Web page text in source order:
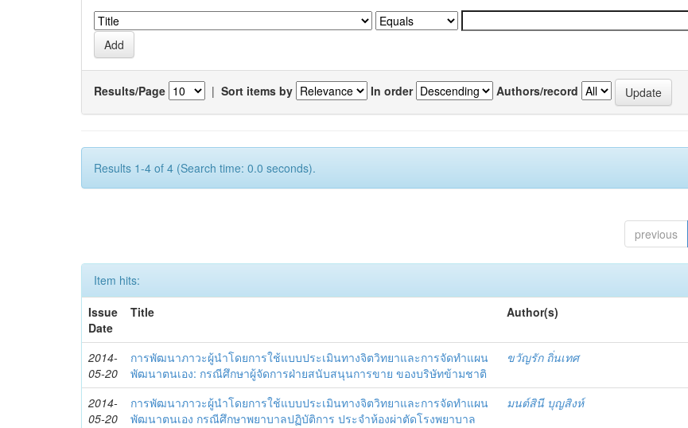
Results/Page | Sort items by In order Authors/record
Results 1-4 of 4 (Search time: 0.0 seconds).
previous
Item hits:
Issue
Date
Title Author(s)
2014-
05-20
การพัฒนาภาวะผู้นำโดยการใช้แบบประเมินทางจิตวิทยาและการจัดทำแผน
พัฒนาตนเอง: กรณีศึกษาผู้จัดการฝ่ายสนับสนุนการขาย ของบริษัทข้ามชาติ
ขวัญรัก ถิ่นเทศ
2014-
05-20
การพัฒนาภาวะผู้นำโดยการใช้แบบประเมินทางจิตวิทยาและการจัดทำแผน
พัฒนาตนเอง กรณีศึกษาพยาบาลปฏิบัติการ ประจำห้องผ่าตัดโรงพยาบาล
มนต์สินี บุญสิงห์